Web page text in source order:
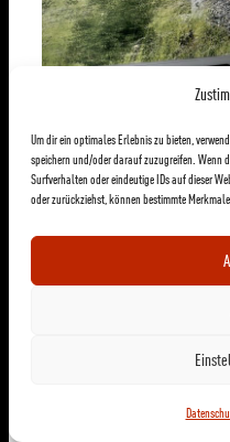
Um dir ein optimales Erlebnis zu bieten,
speichern und/oder darauf zuzugreifen. Wenn
Surfverhalten oder eindeutige IDs auf dieser
oder zurückziehst, können bestimmte